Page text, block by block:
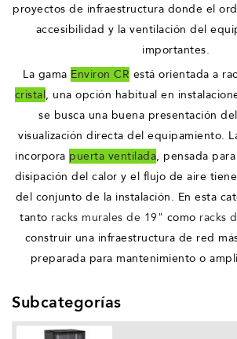
proyectos de infraestructura donde el
accesibilidad y la ventilación del
importantes.
La gama Environ CR está orientada a
cristal, una opción habitual en
se busca una buena presentación
visualización directa del equipamiento.
incorpora puerta ventilada, pensada
disipación del calor y el flujo de aire
del conjunto de la instalación. En esta
tanto racks murales de 19" como racks
construir una infraestructura de red
preparada para mantenimiento o
Subcategorías